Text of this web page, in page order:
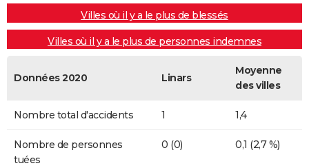
Villes où il y a le plus de blessés
Villes où il y a le plus de personnes indemnes
Données 2020 Linars
Moyenne
des villes
Nombre total d'accidents 1 1,4
Nombre de personnes
tuées
0 (0) 0,1 (2,7 %)